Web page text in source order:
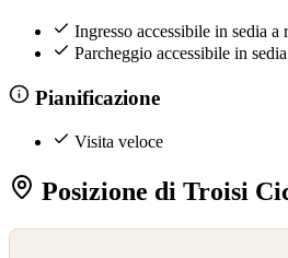
Ingresso accessibile in sedia a
Parcheggio accessibile in
Pianificazione
Visita veloce
Posizione di Troisi